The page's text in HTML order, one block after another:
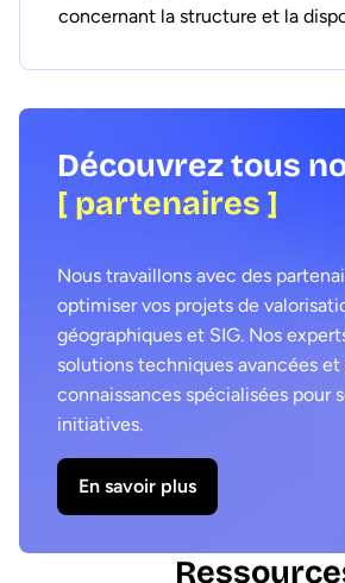
concernant la structure et la
Découvrez tous
[ partenaires ]
Nous travaillons avec des
optimiser vos projets de
géographiques et SIG. Nos
solutions techniques avancées et
connaissances spécialisées pour
initiatives.
En savoir plus